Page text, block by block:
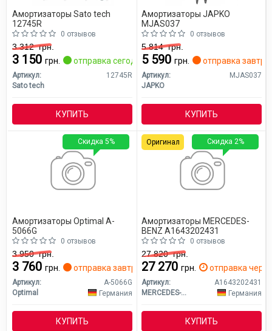
Амортизаторы Sato tech
12745R
0 отзывов
3 312грн.
3 150 грн. отправка сегодня
Артикул:
12745R
Sato tech
КУПИТЬ
Амортизаторы JAPKO
MJAS037
0 отзывов
5 814грн.
5 590 грн. отправка завтра
Артикул:
MJAS037
JAPKO
КУПИТЬ
Амортизаторы Optimal A-
5066G
0 отзывов
3 950грн.
3 760 грн. отправка завтра
Артикул:
A-5066G
Optimal
Германия
КУПИТЬ
Скидка 5%
Амортизаторы MERCEDES-
BENZ A1643202431
0 отзывов
27 820грн.
27 270 грн. отправка
Артикул:
A1643202431
MERCEDES-BENZ
Германия
КУПИТЬ
Скидка 2%
Оригинал